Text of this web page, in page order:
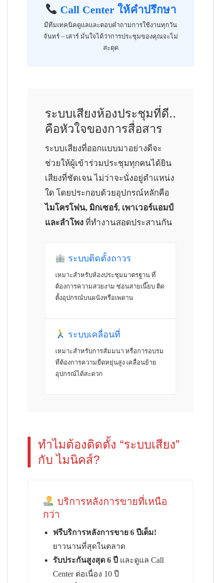
Call Center ให้คำปรึกษา
มีทีมเทคนิคดูแลและตอบคำถามการใช้งานทุกวัน
จันทร์ – เสาร์ มั่นใจได้ว่าการประชุมของคุณจะไม่
สะดุด
ระบบเสียงห้องประชุมที่ดี..
คือหัวใจของการสื่อสาร
ระบบเสียงที่ออกแบบมาอย่างดีจะ
ช่วยให้ผู้เข้าร่วมประชุมทุกคนได้ยิน
เสียงที่ชัดเจน ไม่ว่าจะนั่งอยู่ตำแหน่ง
ใด โดยประกอบด้วยอุปกรณ์หลักคือ
ไมโครโฟน, มิกเซอร์, เพาเวอร์แอมป์
และลำโพง ที่ทำงานสอดประสานกัน
ระบบติดตั้งถาวร
เหมาะสำหรับห้องประชุมมาตรฐาน ที่
ต้องการความสวยงาม ซ่อนสายเนี๊ยบ ติด
ตั้งอุปกรณ์บนผนังหรือเพดาน
ระบบเคลื่อนที่
เหมาะสำหรับการสัมมนา หรือการอบรม
ที่ต้องการความยืดหยุ่นสูง เคลื่อนย้าย
อุปกรณ์ได้สะดวก
ทำไมต้องติดตั้ง “ระบบเสียง”
กับ ไมนิคส์?
บริการหลังการขายที่เหนือ
กว่า
ฟรีบริการหลังการขาย 6 ปีเต็ม!
ยาวนานที่สุดในตลาด
รับประกันสูงสุด 6 ปี และดูแล Call
Center ต่อเนื่อง 10 ปี